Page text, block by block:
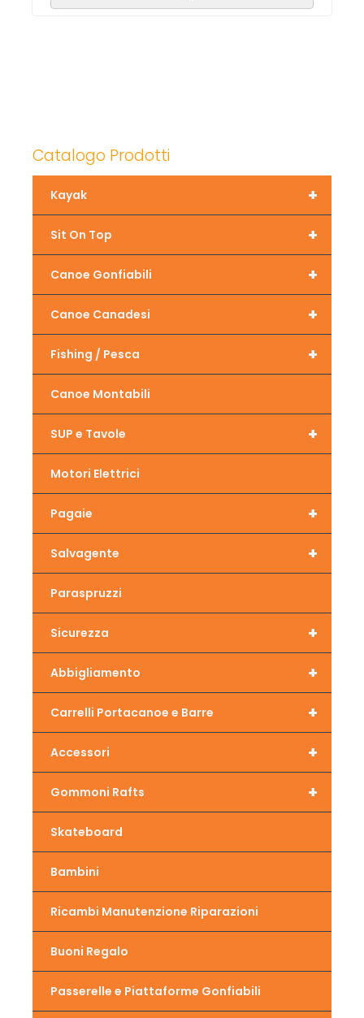
Catalogo Prodotti
+
Kayak
+
Sit On Top
+
Canoe Gonfiabili
+
Canoe Canadesi
+
Fishing / Pesca
Canoe Montabili
+
SUP e Tavole
Motori Elettrici
+
Pagaie
+
Salvagente
Paraspruzzi
+
Sicurezza
+
Abbigliamento
+
Carrelli Portacanoe e Barre
+
Accessori
+
Gommoni Rafts
Skateboard
Bambini
Ricambi Manutenzione Riparazioni
Buoni Regalo
Passerelle e Piattaforme Gonfiabili